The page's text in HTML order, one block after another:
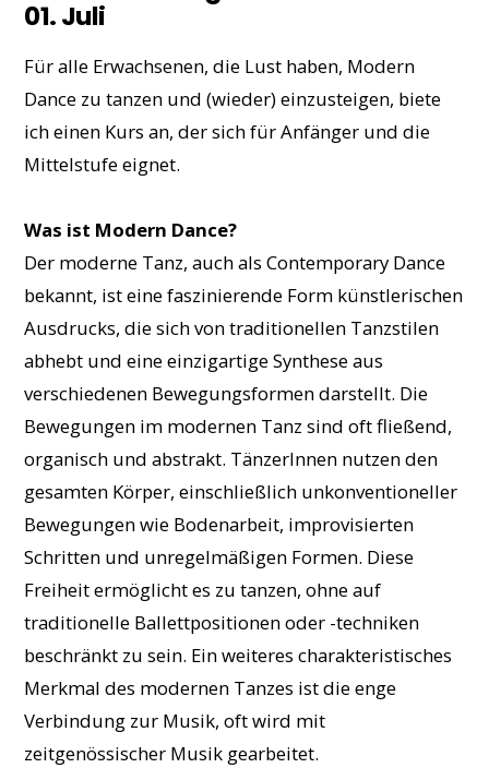
01. Juli
Für alle Erwachsenen, die Lust haben, Modern
Dance zu tanzen und (wieder) einzusteigen, biete
ich einen Kurs an, der sich für Anfänger und die
Mittelstufe eignet.
Was ist Modern Dance?
Der moderne Tanz, auch als Contemporary Dance
bekannt, ist eine faszinierende Form künstlerischen
Ausdrucks, die sich von traditionellen Tanzstilen
abhebt und eine einzigartige Synthese aus
verschiedenen Bewegungsformen darstellt. Die
Bewegungen im modernen Tanz sind oft fließend,
organisch und abstrakt. TänzerInnen nutzen den
gesamten Körper, einschließlich unkonventioneller
Bewegungen wie Bodenarbeit, improvisierten
Schritten und unregelmäßigen Formen. Diese
Freiheit ermöglicht es zu tanzen, ohne auf
traditionelle Ballettpositionen oder -techniken
beschränkt zu sein. Ein weiteres charakteristisches
Merkmal des modernen Tanzes ist die enge
Verbindung zur Musik, oft wird mit
zeitgenössischer Musik gearbeitet.